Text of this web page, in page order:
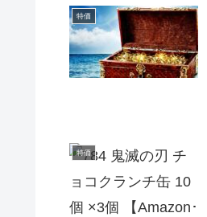
特価
特価